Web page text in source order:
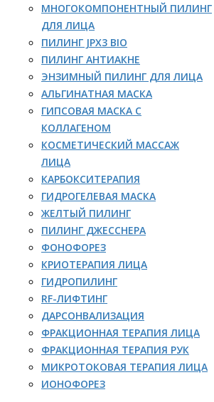
МНОГОКОМПОНЕНТНЫЙ ПИЛИНГ
ДЛЯ ЛИЦА
ПИЛИНГ JPX3 BIO
ПИЛИНГ АНТИАКНЕ
ЭНЗИМНЫЙ ПИЛИНГ ДЛЯ ЛИЦА
АЛЬГИНАТНАЯ МАСКА
ГИПСОВАЯ МАСКА С
КОЛЛАГЕНОМ
КОСМЕТИЧЕСКИЙ МАССАЖ
ЛИЦА
КАРБОКСИТЕРАПИЯ
ГИДРОГЕЛЕВАЯ МАСКА
ЖЕЛТЫЙ ПИЛИНГ
ПИЛИНГ ДЖЕССНЕРА
ФОНОФОРЕЗ
КРИОТЕРАПИЯ ЛИЦА
ГИДРОПИЛИНГ
RF-ЛИФТИНГ
ДАРСОНВАЛИЗАЦИЯ
ФРАКЦИОННАЯ ТЕРАПИЯ ЛИЦА
ФРАКЦИОННАЯ ТЕРАПИЯ РУК
МИКРОТОКОВАЯ ТЕРАПИЯ ЛИЦА
ИОНОФОРЕЗ